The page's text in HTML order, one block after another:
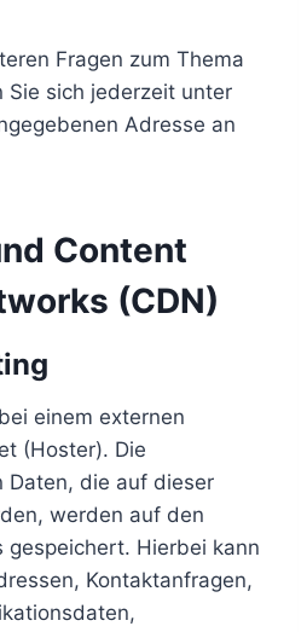
Fragen zum Thema
Sie sich jederzeit unter
Adresse an
Content
(CDN)
einem externen
(Hoster). Die
Daten, die auf dieser
werden auf den
gespeichert. Hierbei kann
Kontaktanfragen,